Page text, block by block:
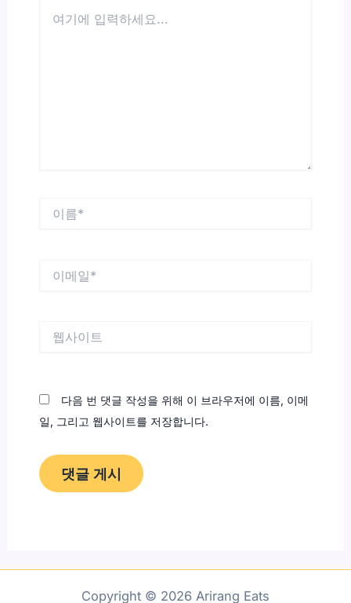
다음 번 댓글 작성을 위해 이 브라우저에 이름, 이메
일, 그리고 웹사이트를 저장합니다.
Copyright © 2026 Arirang Eats